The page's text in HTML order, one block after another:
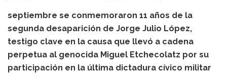
septiembre se conmemoraron 11 años de la
segunda desaparición de Jorge Julio López,
testigo clave en la causa que llevó a cadena
perpetua al genocida Miguel Etchecolatz por su
participación en la última dictadura cívico militar